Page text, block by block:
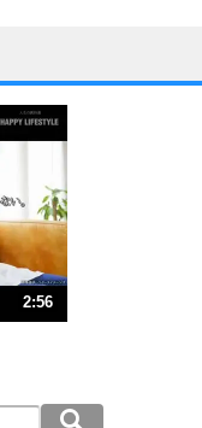
ない。
法
因は、行動しないから。
。
優しさで表現する。
2:56